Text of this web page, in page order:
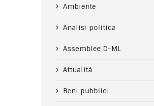
Ambiente
Analisi politica
Assemblee D-ML
Attualità
Beni pubblici